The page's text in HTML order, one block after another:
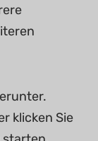
klicken Sie